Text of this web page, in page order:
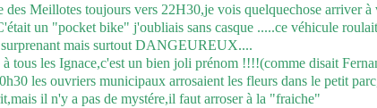
des Meillotes toujours vers 22H30,je vois quelquechose arriver à
un "pocket bike" j'oubliais sans casque .....ce véhicule
surprenant mais surtout DANGEUREUX....
tous les Ignace,c'est un bien joli prénom !!!!(comme disait
les ouvriers municipaux arrosaient les fleurs dans le petit
il n'y a pas de mystére,il faut arroser à la "fraiche"